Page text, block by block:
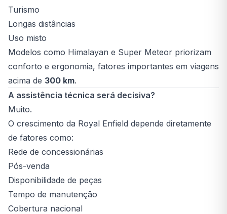
Turismo
Longas distâncias
Uso misto
Modelos como Himalayan e Super Meteor priorizam
conforto e ergonomia, fatores importantes em viagens
acima de 300 km.
A assistência técnica será decisiva?
Muito.
O crescimento da Royal Enfield depende diretamente
de fatores como:
Rede de concessionárias
Pós-venda
Disponibilidade de peças
Tempo de manutenção
Cobertura nacional